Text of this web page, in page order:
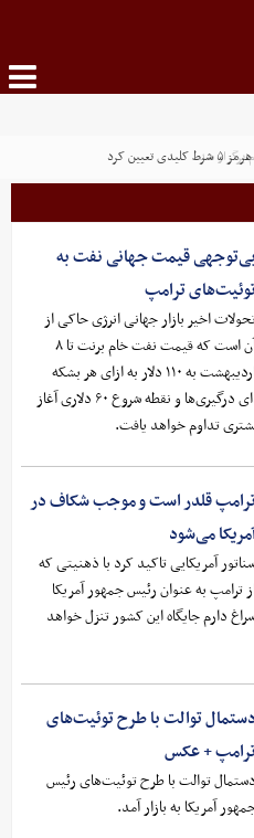
کرد
برگزار شد
بی‌توجهی قیمت جهانی نفت به
ترامپ
اخیر بازار جهانی انرژی حاکی از
آن است که قیمت نفت خام برنت تا ۸
اردیبهشت‌ به ۱۱۰ دلار به ازای هر بشکه
رسیده است، روندی صعودی که از ابتدای درگیری‌ها و نقطه شروع ۶۰ دلاری آغاز
تداوم خواهد یافت.
قلدر است و موجب شکاف در
می‌شود
آمریکایی تاکید کرد با ذهنیتی که
ترامپ به عنوان رئیس جمهور آمریکا
دارم جایگاه این کشور تنزل خواهد
دستمال توالت با طرح توئیت‌های
+ عکس
دستمال توالت با طرح توئیت‌های رئیس
آمریکا به بازار آمد.